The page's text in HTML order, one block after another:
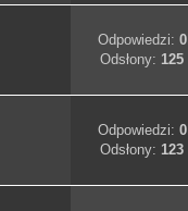
Odpowiedzi: 0
Odsłony:125
Odpowiedzi: 0
Odsłony:123